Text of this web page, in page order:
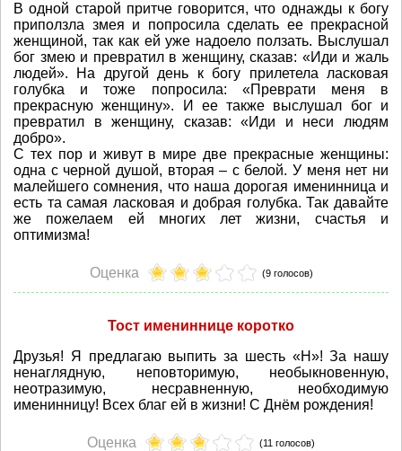
В одной старой притче говорится, что однажды к богу
приползла змея и попросила сделать ее прекрасной
женщиной, так как ей уже надоело ползать. Выслушал
бог змею и превратил в женщину, сказав: «Иди и жаль
людей». На другой день к богу прилетела ласковая
голубка и тоже попросила: «Преврати меня в
прекрасную женщину». И ее также выслушал бог и
превратил в женщину, сказав: «Иди и неси людям
добро».
С тех пор и живут в мире две прекрасные женщины:
одна с черной душой, вторая – с белой. У меня нет ни
малейшего сомнения, что наша дорогая именинница и
есть та самая ласковая и добрая голубка. Так давайте
же пожелаем ей многих лет жизни, счастья и
оптимизма!
Оценка (9 голосов)
Тост имениннице коротко
Друзья! Я предлагаю выпить за шесть «Н»! За нашу
ненаглядную, неповторимую, необыкновенную,
неотразимую, несравненную, необходимую
именинницу! Всех благ ей в жизни! С Днём рождения!
Оценка (11 голосов)